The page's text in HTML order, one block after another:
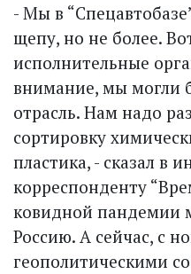
- Мы в
щепу, но не более.
исполнительные
внимание, мы могли
отрасль. Нам надо
сортировку
пластика, - сказал в
корреспонденту
ковидной пандемии
Россию. А сейчас, с
геополитическими